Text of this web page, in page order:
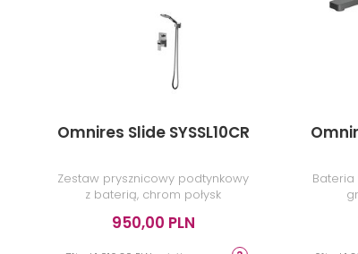
Omnires Slide SYSSL10CR
Zestaw prysznicowy podtynkowy
z baterią, chrom połysk
950,00 PLN